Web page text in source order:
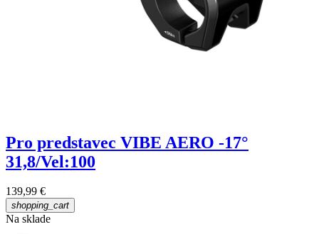
Pro predstavec VIBE AERO -17°
31,8/Vel:100
139,99 €
shopping_cart
Na sklade